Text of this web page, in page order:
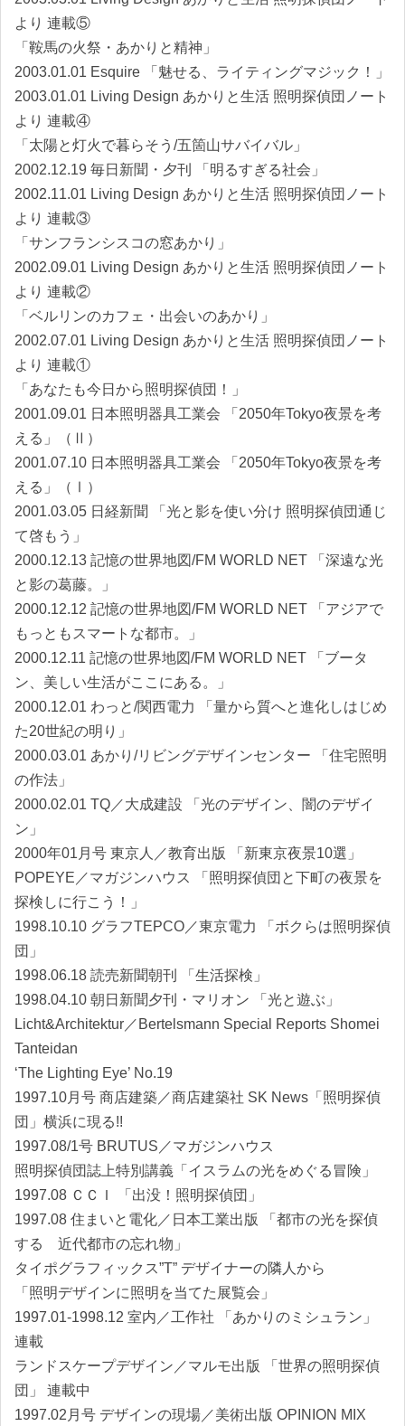
より 連載⑤
「鞍馬の火祭・あかりと精神」
2003.01.01 Esquire 「魅せる、ライティングマジック！」
2003.01.01 Living Design あかりと生活 照明探偵団ノート
より 連載④
「太陽と灯火で暮らそう/五箇山サバイバル」
2002.12.19 毎日新聞・夕刊 「明るすぎる社会」
2002.11.01 Living Design あかりと生活 照明探偵団ノート
より 連載③
「サンフランシスコの窓あかり」
2002.09.01 Living Design あかりと生活 照明探偵団ノート
より 連載②
「ベルリンのカフェ・出会いのあかり」
2002.07.01 Living Design あかりと生活 照明探偵団ノート
より 連載①
「あなたも今日から照明探偵団！」
2001.09.01 日本照明器具工業会 「2050年Tokyo夜景を考
える」（Ⅱ）
2001.07.10 日本照明器具工業会 「2050年Tokyo夜景を考
える」（Ⅰ）
2001.03.05 日経新聞 「光と影を使い分け 照明探偵団通じ
て啓もう」
2000.12.13 記憶の世界地図/FM WORLD NET 「深遠な光
と影の葛藤。」
2000.12.12 記憶の世界地図/FM WORLD NET 「アジアで
もっともスマートな都市。」
2000.12.11 記憶の世界地図/FM WORLD NET 「ブータ
ン、美しい生活がここにある。」
2000.12.01 わっと/関西電力 「量から質へと進化しはじめ
た20世紀の明り」
2000.03.01 あかり/リビングデザインセンター 「住宅照明
の作法」
2000.02.01 TQ／大成建設 「光のデザイン、闇のデザイ
ン」
2000年01月号 東京人／教育出版 「新東京夜景10選」
POPEYE／マガジンハウス 「照明探偵団と下町の夜景を
探検しに行こう！」
1998.10.10 グラフTEPCO／東京電力 「ボクらは照明探偵
団」
1998.06.18 読売新聞朝刊 「生活探検」
1998.04.10 朝日新聞夕刊・マリオン 「光と遊ぶ」
Licht&Architektur／Bertelsmann Special Reports Shomei
Tanteidan
‘The Lighting Eye’ No.19
1997.10月号 商店建築／商店建築社 SK News「照明探偵
団」横浜に現る!!
1997.08/1号 BRUTUS／マガジンハウス
照明探偵団誌上特別講義「イスラムの光をめぐる冒険」
1997.08 ＣＣＩ 「出没！照明探偵団」
1997.08 住まいと電化／日本工業出版 「都市の光を探偵
する 近代都市の忘れ物」
タイポグラフィックス”T” デザイナーの隣人から
「照明デザインに照明を当てた展覧会」
1997.01-1998.12 室内／工作社 「あかりのミシュラン」
連載
ランドスケープデザイン／マルモ出版 「世界の照明探偵
団」 連載中
1997.02月号 デザインの現場／美術出版 OPINION MIX